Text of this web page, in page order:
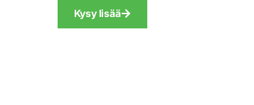
Kysy lisää